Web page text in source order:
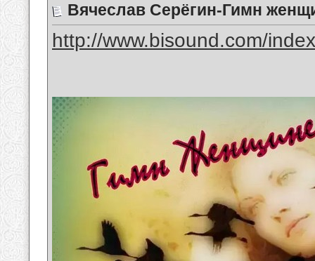
Вячеслав Серёгин-Гимн
http://www.bisound.com/